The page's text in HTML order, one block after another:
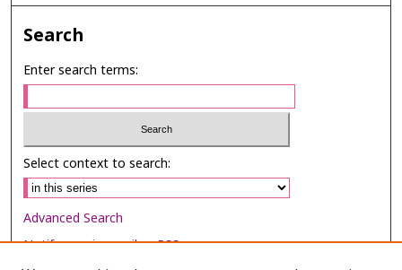
Search
Enter search terms:
Select context to search:
Advanced Search
Notify me via email orRSS